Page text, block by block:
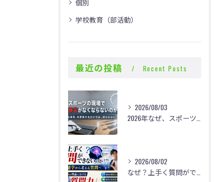
個別
学校教育（部活動）
最近の投稿 Recent Posts
2026/08/03
2026年なぜ、スポーツの現場で体罰・暴言がなくならないのか？
2026/08/02
なぜ？上手く質問ができないのか